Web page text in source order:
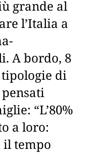
grande al
l’Italia a
A bordo, 8
di
“L’80%
a loro:
tempo